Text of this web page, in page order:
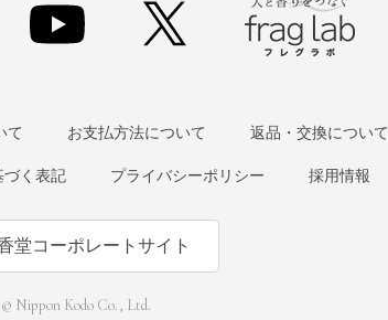
て お支払方法について 返品・交換について
づく表記 プライバシーポリシー 採用情報
堂コーポレートサイト
© Nippon Kodo Co., Ltd.